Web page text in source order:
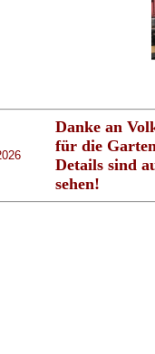
Danke an
für die
Details sind
sehen!